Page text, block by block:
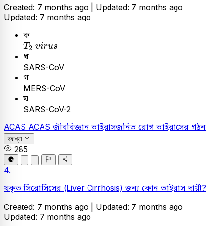
Created: 7 months ago | Updated: 7 months ago
Updated: 7 months ago
ক
T2 virus
T2 virus
খ
SARS-CoV
গ
MERS-CoV
ঘ
SARS-CoV-2
ACAS ACASজীববিজ্ঞান ভাইরাসজনিত রোগ ভাইরাসের গঠন
ব্যাখ্যা
285
4.
যকৃত সিরোসিসের (Liver Cirrhosis) জন্য কোন ভাইরাস দায়ী?
Created: 7 months ago | Updated: 7 months ago
Updated: 7 months ago